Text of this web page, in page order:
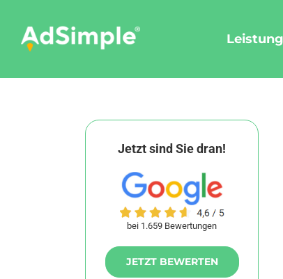
content
Jetzt sind Sie dran!
bei 1.659 Bewertungen
JETZT BEWERTEN